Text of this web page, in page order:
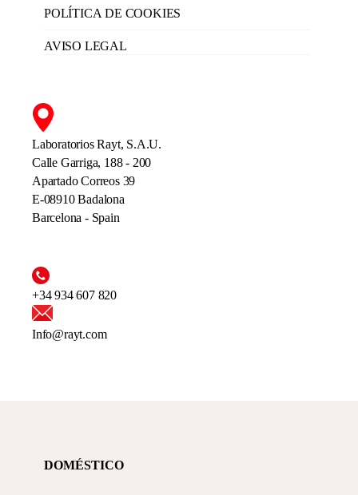
POLÍTICA DE COOKIES
AVISO LEGAL
Laboratorios Rayt, S.A.U.
Calle Garriga, 188 - 200
Apartado Correos 39
E-08910 Badalona
Barcelona - Spain
+34 934 607 820
Info@rayt.com
DOMÉSTICO